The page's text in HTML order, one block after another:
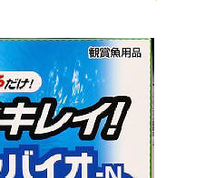
リビング雑貨
シニアサポート